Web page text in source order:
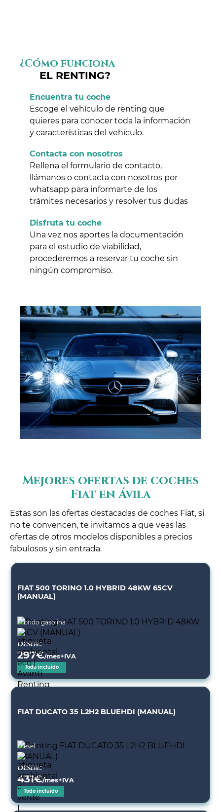
¿Cómo funciona
EL RENTING?
Encuentra tu coche
Escoge el vehículo de renting que
quieres para conocer toda la información
y características del vehículo.
Contacta con nosotros
Rellena el formulario de contacto,
llámanos o contacta con nosotros por
whatsapp para informarte de los
trámites necesarios y resolver tus dudas
Disfruta tu coche
Una vez nos aportes la documentación
para el estudio de viabilidad,
procederemos a reservar tu coche sin
ningún compromiso.
Mejores ofertas de coches
Fiat en Ávila
Estas son las ofertas destacadas de coches Fiat, si
no te convencen, te invitamos a que veas las
ofertas de otros modelos disponibles a precios
fabulosos y sin entrada.
FIAT 500 TORINO 1.0 HYBRID 48KW 65CV
(MANUAL)
Híbrido gasolina
Desde:
297€/mes+IVA
Todo incluido
FIAT DUCATO 35 L2H2 BLUEHDI (MANUAL)
Diésel
Desde:
431€/mes+IVA
Todo incluido